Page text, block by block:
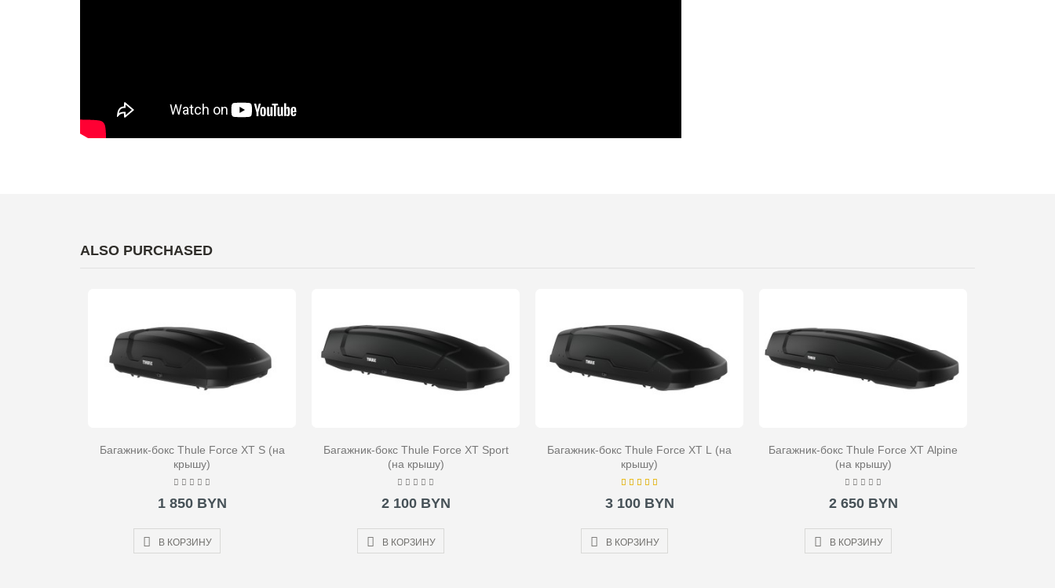
ALSO PURCHASED
Багажник-бокс Thule Force XT S (на
крышу)
1 850 BYN
В КОРЗИНУ
Багажник-бокс Thule Force XT Sport
(на крышу)
2 100 BYN
В КОРЗИНУ
Багажник-бокс Thule Force XT L (на
крышу)
3 100 BYN
В КОРЗИНУ
Багажник-бокс Thule Force XT Alpine
(на крышу)
2 650 BYN
В КОРЗИНУ